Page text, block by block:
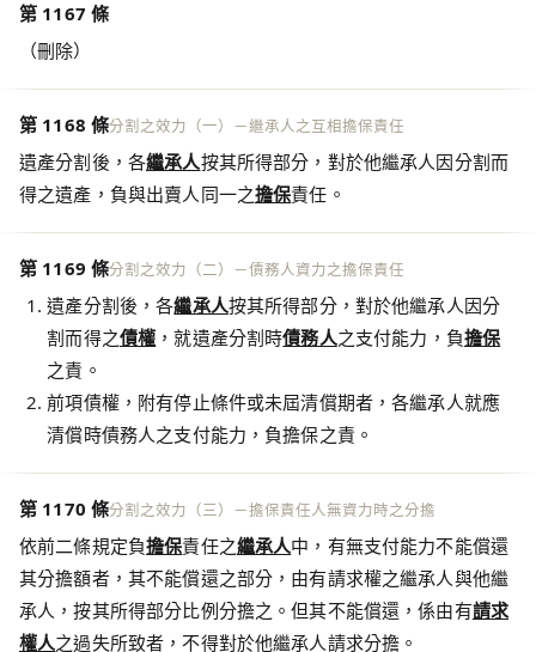
第 1167 條
（刪除）
第 1168 條分割之效力（一）－繼承人之互相擔保責任
遺產分割後，各繼承人按其所得部分，對於他繼承人因分割而
得之遺產，負與出賣人同一之擔保責任。
第 1169 條分割之效力（二）－債務人資力之擔保責任
遺產分割後，各繼承人按其所得部分，對於他繼承人因分
割而得之債權 ，就遺產分割時債務人之支付能力，負擔保
之責。
前項債權，附有停止條件或未屆清償期者，各繼承人就應
清償時債務人之支付能力，負擔保之責。
第 1170 條分割之效力（三）－擔保責任人無資力時之分擔
依前二條規定負擔保責任之繼承人中，有無支付能力不能償還
其分擔額者，其不能償還之部分，由有請求權之繼承人與他繼
承人，按其所得部分比例分擔之。但其不能償還，係由有請求
權人之過失所致者，不得對於他繼承人請求分擔。